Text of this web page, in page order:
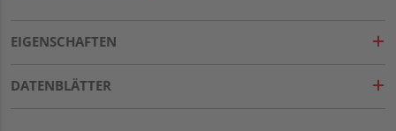
mit Tropenhölzern nicht zu fürchten, denn er erreicht die
Dauerhaftigkeitsklasse 1-2
EIGENSCHAFTEN
DATENBLÄTTER